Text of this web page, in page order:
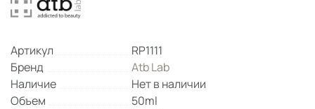
Артикул
RP1111
Бренд
Atb Lab
Наличие
Нет в наличии
Объем
50ml